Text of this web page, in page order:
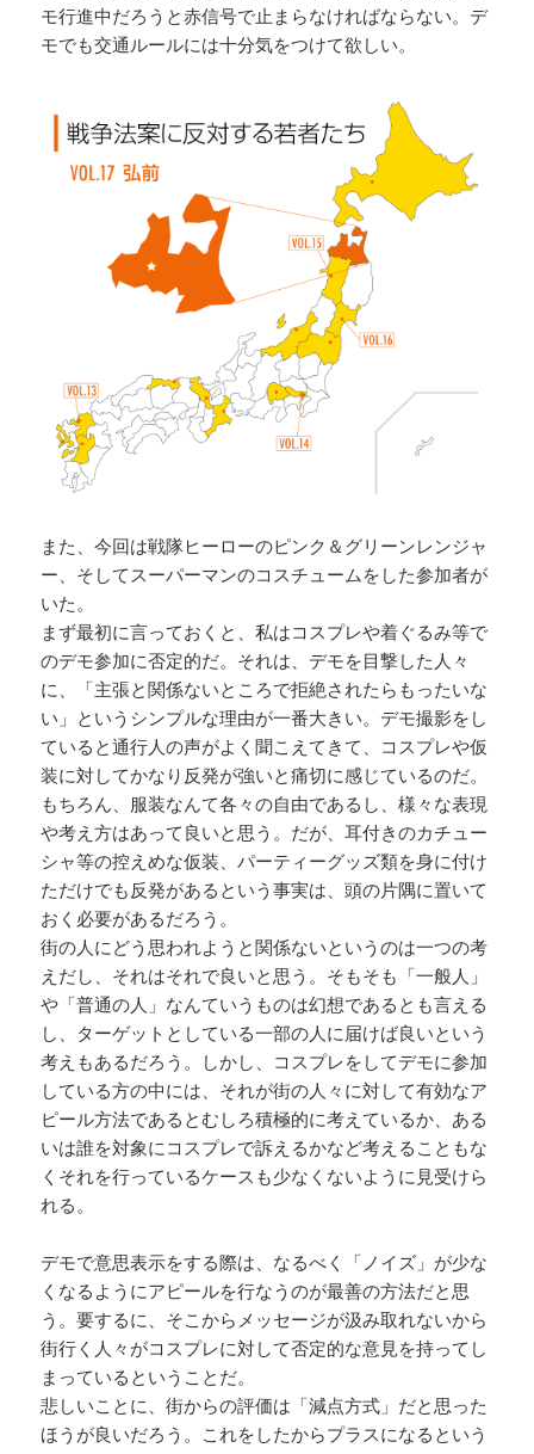
モ行進中だろうと赤信号で止まらなければならない。デ
モでも交通ルールには十分気をつけて欲しい。
また、今回は戦隊ヒーローのピンク＆グリーンレンジャ
ー、そしてスーパーマンのコスチュームをした参加者が
いた。
まず最初に言っておくと、私はコスプレや着ぐるみ等で
のデモ参加に否定的だ。それは、デモを目撃した人々
に、「主張と関係ないところで拒絶されたらもったいな
い」というシンプルな理由が一番大きい。デモ撮影をし
ていると通行人の声がよく聞こえてきて、コスプレや仮
装に対してかなり反発が強いと痛切に感じているのだ。
もちろん、服装なんて各々の自由であるし、様々な表現
や考え方はあって良いと思う。だが、耳付きのカチュー
シャ等の控えめな仮装、パーティーグッズ類を身に付け
ただけでも反発があるという事実は、頭の片隅に置いて
おく必要があるだろう。
街の人にどう思われようと関係ないというのは一つの考
えだし、それはそれで良いと思う。そもそも「一般人」
や「普通の人」なんていうものは幻想であるとも言える
し、ターゲットとしている一部の人に届けば良いという
考えもあるだろう。しかし、コスプレをしてデモに参加
している方の中には、それが街の人々に対して有効なア
ピール方法であるとむしろ積極的に考えているか、ある
いは誰を対象にコスプレで訴えるかなど考えることもな
くそれを行っているケースも少なくないように見受けら
れる。
デモで意思表示をする際は、なるべく「ノイズ」が少な
くなるようにアピールを行なうのが最善の方法だと思
う。要するに、そこからメッセージが汲み取れないから
街行く人々がコスプレに対して否定的な意見を持ってし
まっているということだ。
悲しいことに、街からの評価は「減点方式」だと思った
ほうが良いだろう。これをしたからプラスになるという